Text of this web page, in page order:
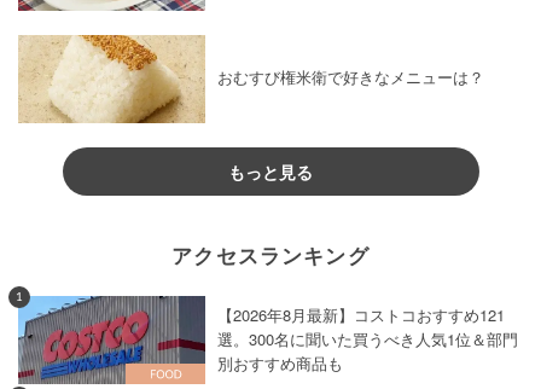
おむすび権米衛で好きなメニューは？
もっと見る
アクセスランキング
1
【2026年8月最新】コストコおすすめ121
選。300名に聞いた買うべき人気1位＆部門
別おすすめ商品も